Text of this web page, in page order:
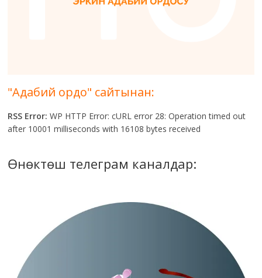
"Адабий ордо" сайтынан:
RSS Error: WP HTTP Error: cURL error 28: Operation timed out
after 10001 milliseconds with 16108 bytes received
Өнөктөш телеграм каналдар: